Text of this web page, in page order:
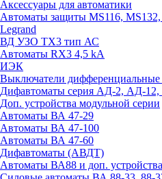
Аксессуары для автоматики
Автоматы защиты MS116,
Legrand
ВД УЗО TX3 тип АС
Автоматы RX3 4,5 kA
ИЭК
Выключатели
Дифавтоматы серия АД-2, АД-
Доп. устройства модульной серии
Автоматы ВА 47-29
Автоматы ВА 47-100
Автоматы ВА 47-60
Дифавтоматы (АВДТ)
Автоматы ВА88 и доп. устройства